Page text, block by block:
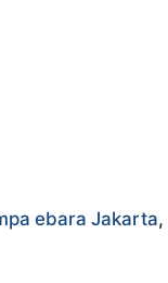
ebara Jakarta,